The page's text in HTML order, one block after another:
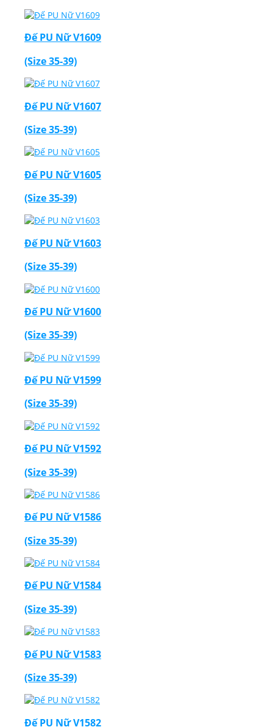
Đế PU Nữ V1609
(Size 35-39)
Đế PU Nữ V1607
(Size 35-39)
Đế PU Nữ V1605
(Size 35-39)
Đế PU Nữ V1603
(Size 35-39)
Đế PU Nữ V1600
(Size 35-39)
Đế PU Nữ V1599
(Size 35-39)
Đế PU Nữ V1592
(Size 35-39)
Đế PU Nữ V1586
(Size 35-39)
Đế PU Nữ V1584
(Size 35-39)
Đế PU Nữ V1583
(Size 35-39)
Đế PU Nữ V1582
Thiết Kế Website